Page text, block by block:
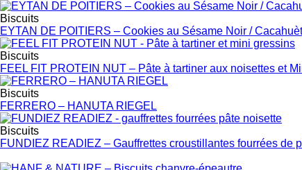
Biscuits
EYTAN DE POITIERS – Cookies au Sésame Noir /
Biscuits
FEEL FIT PROTEIN NUT – Pâte à tartiner aux noisettes et
Biscuits
FERRERO – HANUTA RIEGEL
Biscuits
FUNDIEZ READIEZ – Gauffrettes croustillantes fourrées de